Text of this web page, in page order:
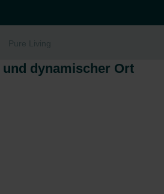
Pure Living
dynamischer Ort